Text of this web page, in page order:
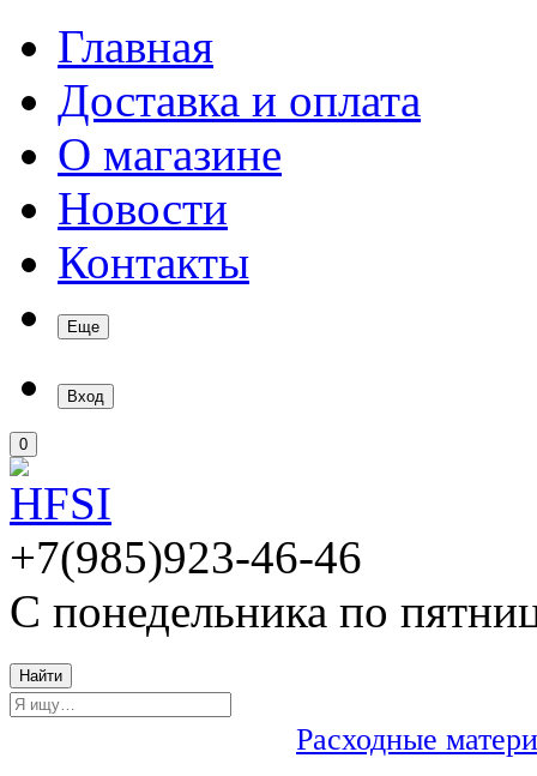
Главная
Доставка и оплата
О магазине
Новости
Контакты
Еще
Вход
0
+7(985)923-46-46
С понедельника по
Найти
Расходные